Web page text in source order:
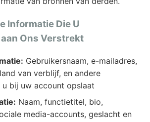
Informatie Die U
Ons Verstrekt
Gebruikersnaam, e-mailadres,
van verblijf, en andere
bij uw account opslaat
Naam, functietitel, bio,
media-accounts, geslacht en